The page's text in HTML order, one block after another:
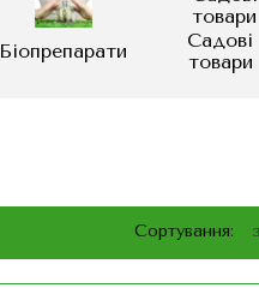
Біопрепарати
Садові
товари
Сортування: